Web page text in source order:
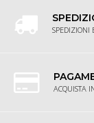
SPEDIZIONI
ACQUISTA